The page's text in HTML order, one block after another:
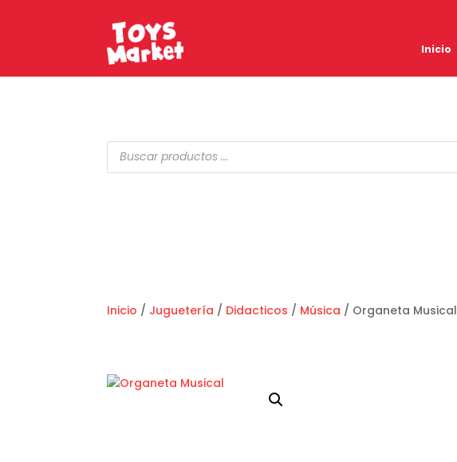
Inicio
Búsqueda
de
productos
Inicio / Juguetería / Didacticos / Música / Organeta Musical